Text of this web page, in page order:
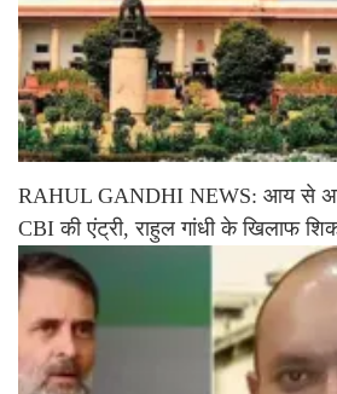
RAHUL GANDHI NEWS: आय से
CBI की एंट्री, राहुल गांधी के खिलाफ